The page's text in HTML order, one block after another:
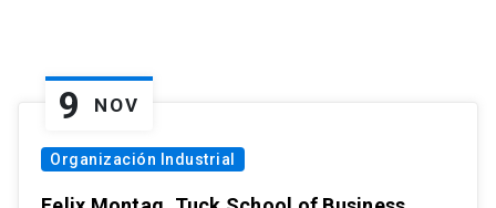
9 NOV
Organización Industrial